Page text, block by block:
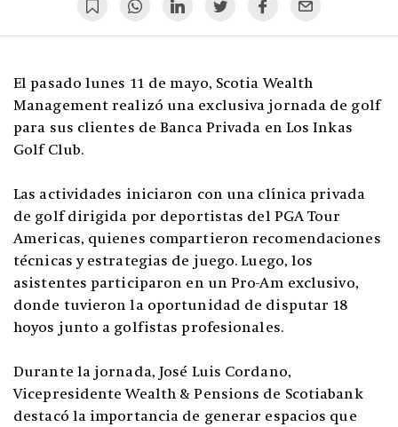
El pasado lunes 11 de mayo, Scotia Wealth
Management realizó una exclusiva jornada de golf
para sus clientes de Banca Privada en Los Inkas
Golf Club.
Las actividades iniciaron con una clínica privada
de golf dirigida por deportistas del PGA Tour
Americas, quienes compartieron recomendaciones
técnicas y estrategias de juego. Luego, los
asistentes participaron en un Pro-Am exclusivo,
donde tuvieron la oportunidad de disputar 18
hoyos junto a golfistas profesionales.
Durante la jornada, José Luis Cordano,
Vicepresidente Wealth & Pensions de Scotiabank
destacó la importancia de generar espacios que